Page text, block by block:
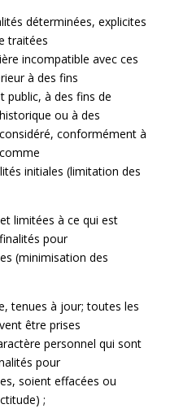
déterminées, explicites
traitées
incompatible avec ces
à des fins
public, à des fins de
ou à des
conformément à
initiales (limitation des
limitées à ce qui est
pour
(minimisation des
tenues à jour; toutes les
être prises
personnel qui sont
pour
soient effacées ou
;